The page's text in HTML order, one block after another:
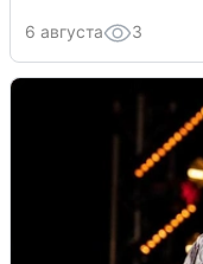
6 августа 3